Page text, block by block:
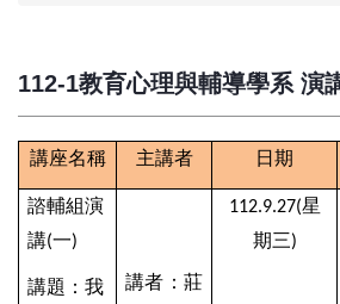
112-1教育心理與輔導學系 演
講座名稱 主講者 日期
諮輔組演
講(一)
講題：我
講者：莊
112.9.27(星
期三)